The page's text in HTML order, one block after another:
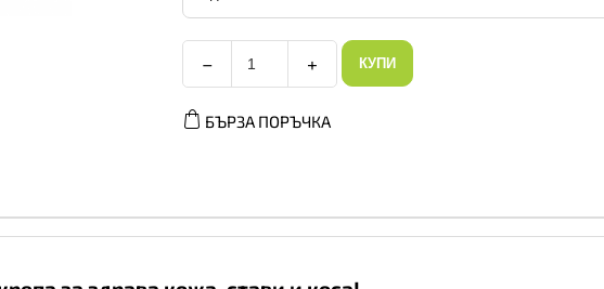
−
AllNutrition
Collagen
000mg
количество
+ КУПИ
БЪРЗА ПОРЪЧКА